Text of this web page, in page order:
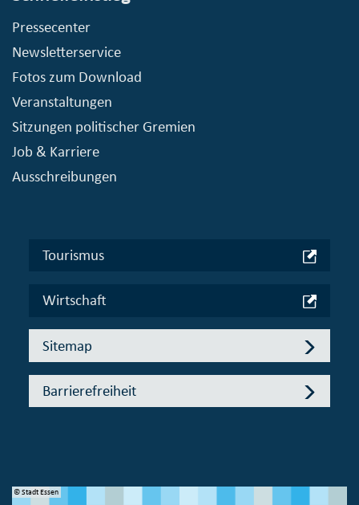
Pressecenter
Newsletterservice
Fotos zum Download
Veranstaltungen
Sitzungen politischer Gremien
Job & Karriere
Ausschreibungen
Tourismus
Wirtschaft
Sitemap
Barrierefreiheit
© Stadt Essen